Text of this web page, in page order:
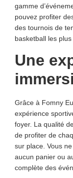
gamme
pouvez profiter
des tournois de
basketball les
Une
Grâce à Fomny
expérience
foyer. La qualité
de profiter de
sur place. Vous
aucun panier ou
complète des